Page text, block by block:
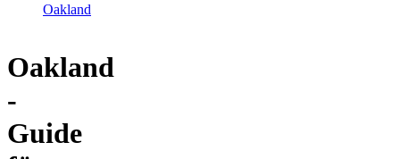
Oakland
Oakland
-
Guide